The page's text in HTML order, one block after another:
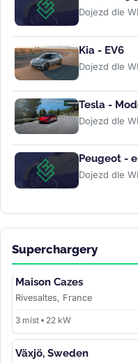
Dojezd dle
Kia - EV6
Dojezd dle
Tesla -
Dojezd dle
Peugeot -
Dojezd dle
Superchargery
Maison Cazes
Rivesaltes, France
3 míst • 22 kW
Växjö, Sweden